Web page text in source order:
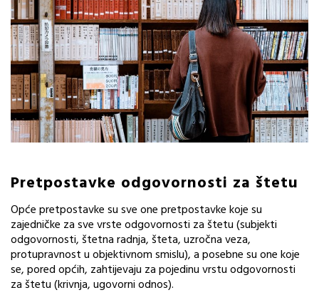
Pretpostavke odgovornosti za štetu
Opće pretpostavke su sve one pretpostavke koje su
zajedničke za sve vrste odgovornosti za štetu (subjekti
odgovornosti, štetna radnja, šteta, uzročna veza,
protupravnost u objektivnom smislu), a posebne su one koje
se, pored općih, zahtijevaju za pojedinu vrstu odgovornosti
za štetu (krivnja, ugovorni odnos).